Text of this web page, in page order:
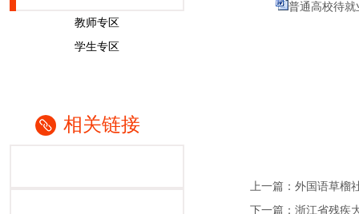
教师专区
学生专区
相关链接
普通高校待就
上一篇：外国语草榴
下一篇：浙江省残疾